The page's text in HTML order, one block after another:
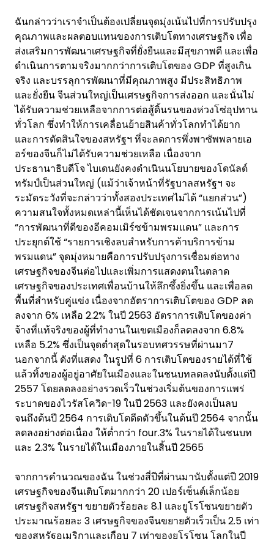
ฉันกล่าวว่าเราจำเป็นต้องเปลี่ยนจุดมุ่งเน้นไปที่การปรับปรุง
คุณภาพและผลตอบแทนของการเติบโตทางเศรษฐกิจ เพื่อ
ส่งเสริมการพัฒนาเศรษฐกิจที่ยั่งยืนและมีสุขภาพดี และเพื่อ
ดำเนินการตามจริงมากกว่าการเติบโตของ GDP ที่สูงเกิน
จริง และบรรลุการพัฒนาที่มีคุณภาพสูง มีประสิทธิภาพ
และยั่งยืน จีนส่วนใหญ่เป็นเศรษฐกิจการส่งออก และนั่นไม่
ได้รับความช่วยเหลือจากการต่อสู้ดิ้นรนของห่วงโซ่อุปทาน
ทั่วโลก ซึ่งทำให้การเคลื่อนย้ายสินค้าทั่วโลกทำได้ยาก
และการตัดสินใจของสหรัฐฯ ที่จะลดการพึ่งพาซัพพลายเอ
อร์ของจีนก็ไม่ได้รับความช่วยเหลือ เนื่องจาก
ประธานาธิบดีโจ ไบเดนยังคงดำเนินนโยบายของโดนัลด์
ทรัมป์เป็นส่วนใหญ่ (แม้ว่าเจ้าหน้าที่รัฐบาลสหรัฐฯ จะ
ระมัดระวังที่จะกล่าวว่าทั้งสองประเทศไม่ได้ “แยกส่วน”)
ความสนใจทั้งหมดเหล่านี้เห็นได้ชัดเจนจากการเน้นไปที่
“การพัฒนาที่ดีของอีคอมเมิร์ซข้ามพรมแดน” และการ
ประยุกต์ใช้ “รายการเชิงลบสำหรับการค้าบริการข้าม
พรมแดน” จุดมุ่งหมายคือการปรับปรุงการเชื่อมต่อทาง
เศรษฐกิจของจีนต่อไปและเพิ่มการแสดงตนในตลาด
เศรษฐกิจของประเทศเพื่อนบ้านให้ลึกซึ้งยิ่งขึ้น และเพื่อลด
พื้นที่สำหรับคู่แข่ง เนื่องจากอัตราการเติบโตของ GDP ลด
ลงจาก 6% เหลือ 2.2% ในปี 2563 อัตราการเติบโตของค่า
จ้างที่แท้จริงของผู้ที่ทำงานในเขตเมืองก็ลดลงจาก 6.8%
เหลือ 5.2% ซึ่งเป็นจุดต่ำสุดในรอบทศวรรษที่ผ่านมา7
นอกจากนี้ ดังที่แสดง ในรูปที่ 6 การเติบโตของรายได้ที่ใช้
แล้วทิ้งของผู้อยู่อาศัยในเมืองและในชนบทลดลงนับตั้งแต่ปี
2557 โดยลดลงอย่างรวดเร็วในช่วงเริ่มต้นของการแพร่
ระบาดของไวรัสโควิด-19 ในปี 2563 และยังคงเป็นลบ
จนถึงต้นปี 2564 การเติบโตดีดตัวขึ้นในต้นปี 2564 จากนั้น
ลดลงอย่างต่อเนื่อง ให้ต่ำกว่า four.3% ในรายได้ในชนบท
และ 2.3% ในรายได้ในเมืองภายในสิ้นปี 2565
จากการคำนวณของฉัน ในช่วงสี่ปีที่ผ่านมานับตั้งแต่ปี 2019
เศรษฐกิจของจีนเติบโตมากกว่า 20 เปอร์เซ็นต์เล็กน้อย
เศรษฐกิจสหรัฐฯ ขยายตัวร้อยละ 8.1 และยูโรโซนขยายตัว
ประมาณร้อยละ 3 เศรษฐกิจของจีนขยายตัวเร็วเป็น 2.5 เท่า
ของสหรัฐอเมริกาและเกือบ 7 เท่าของยูโรโซน โลกในปี